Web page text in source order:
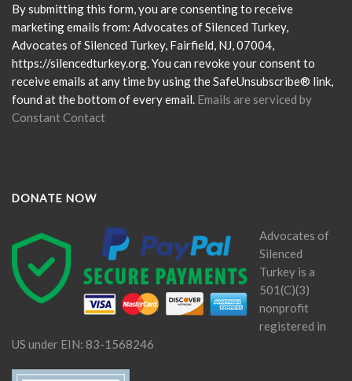
Please
leave
this
field
blank.
By submitting this form, you are consenting to receive
marketing emails from: Advocates of Silenced Turkey,
Advocates of Silenced Turkey, Fairfield, NJ, 07004,
https://silencedturkey.org. You can revoke your consent to
receive emails at any time by using the SafeUnsubscribe® link,
found at the bottom of every email. Emails are serviced by
Constant Contact
DONATE NOW
Advocates of
Silenced
Turkey is a
501(C)(3)
nonprofit
registered in
US under EIN: 83-1568246